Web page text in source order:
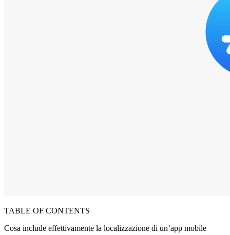
TABLE OF CONTENTS
Cosa include effettivamente la localizzazione di un’app mobile